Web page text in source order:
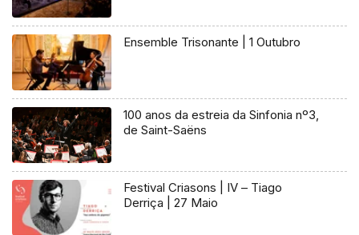
Ensemble Trisonante | 1 Outubro
100 anos da estreia da Sinfonia nº3,
de Saint-Saëns
Festival Criasons | IV – Tiago
Derriça | 27 Maio